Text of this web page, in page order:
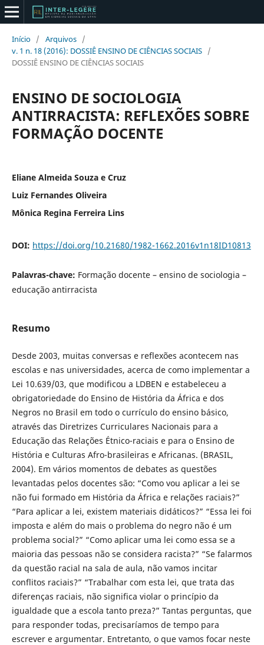
Início / Arquivos /
v. 1 n. 18 (2016): DOSSIÊ ENSINO DE CIÊNCIAS SOCIAIS /
DOSSIÊ ENSINO DE CIÊNCIAS SOCIAIS
ENSINO DE SOCIOLOGIA
ANTIRRACISTA: REFLEXÕES SOBRE
FORMAÇÃO DOCENTE
Eliane Almeida Souza e Cruz
Luiz Fernandes Oliveira
Mônica Regina Ferreira Lins
DOI: https://doi.org/10.21680/1982-1662.2016v1n18ID10813
Palavras-chave: Formação docente – ensino de sociologia –
educação antirracista
Resumo
Desde 2003, muitas conversas e reflexões acontecem nas
escolas e nas universidades, acerca de como implementar a
Lei 10.639/03, que modificou a LDBEN e estabeleceu a
obrigatoriedade do Ensino de História da África e dos
Negros no Brasil em todo o currículo do ensino básico,
através das Diretrizes Curriculares Nacionais para a
Educação das Relações Étnico-raciais e para o Ensino de
História e Culturas Afro-brasileiras e Africanas. (BRASIL,
2004). Em vários momentos de debates as questões
levantadas pelos docentes são: “Como vou aplicar a lei se
não fui formado em História da África e relações raciais?”
“Para aplicar a lei, existem materiais didáticos?” “Essa lei foi
imposta e além do mais o problema do negro não é um
problema social?” “Como aplicar uma lei como essa se a
maioria das pessoas não se considera racista?” “Se falarmos
da questão racial na sala de aula, não vamos incitar
conflitos raciais?” “Trabalhar com esta lei, que trata das
diferenças raciais, não significa violar o princípio da
igualdade que a escola tanto preza?” Tantas perguntas, que
para responder todas, precisaríamos de tempo para
escrever e argumentar. Entretanto, o que vamos focar neste